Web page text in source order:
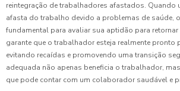
reintegração de trabalhadores afastados. Quando
afasta do trabalho devido a problemas de saúde, o
fundamental para avaliar sua aptidão para
garante que o trabalhador esteja realmente pronto
evitando recaídas e promovendo uma transição
adequada não apenas beneficia o trabalhador,
que pode contar com um colaborador saudável e